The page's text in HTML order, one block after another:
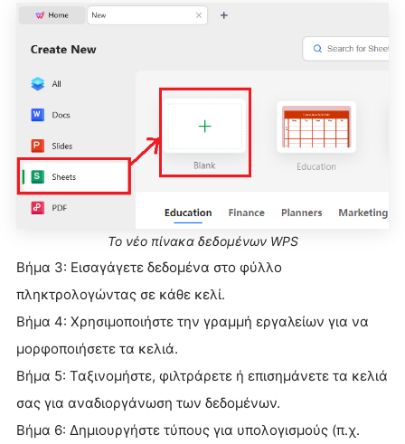
Το νέο πίνακα δεδομένων WPS
Βήμα 3: Εισαγάγετε δεδομένα στο φύλλο
πληκτρολογώντας σε κάθε κελί.
Βήμα 4: Χρησιμοποιήστε την γραμμή εργαλείων για να
μορφοποιήσετε τα κελιά.
Βήμα 5: Ταξινομήστε, φιλτράρετε ή επισημάνετε τα κελιά
σας για αναδιοργάνωση των δεδομένων.
Βήμα 6: Δημιουργήστε τύπους για υπολογισμούς (π.χ.